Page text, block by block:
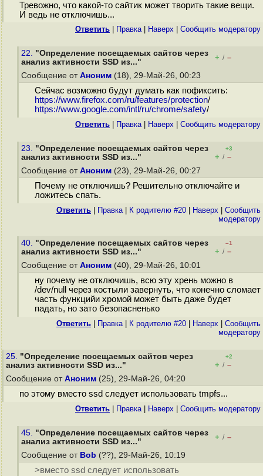
Тревожно, что какой-то сайтик может творить такие вещи.
И ведь не отключишь...
Ответить Правка| Наверх Cообщить модератору
22. "Определение посещаемых сайтов через
анализ активности SSD из..."
+ / –
Сообщение от Аноним (18), 29-Май-26, 00:23
Сейчас возможно будут думать как пофиксить:
https://www.firefox.com/ru/features/protection/
https://www.google.com/intl/ru/chrome/safety/
Ответить Правка| Наверх Cообщить модератору
23. "Определение посещаемых сайтов через
анализ активности SSD из..."
+3
+ / –
Сообщение от Аноним (23), 29-Май-26, 00:27
Почему не отключишь? Решительно отключайте и
ложитесь спать.
Ответить Правка| К родителю #20 Наверх
Cообщить
модератору
40. "Определение посещаемых сайтов через
анализ активности SSD из..."
–1
+ / –
Сообщение от Аноним (40), 29-Май-26, 10:01
ну почему не отключишь, всю эту хрень можно в
/dev/null через костыли завернуть, что конечно сломает
часть функцийи хромой может быть даже будет
падать, но зато безопасненько
Ответить Правка| К родителю #20 Наверх
Cообщить
модератору
25. "Определение посещаемых сайтов через
анализ активности SSD из..."
+2
+ / –
Сообщение от Аноним (25), 29-Май-26, 04:20
по этому вместо ssd следует использовать tmpfs...
Ответить Правка| Наверх Cообщить модератору
45. "Определение посещаемых сайтов через
анализ активности SSD из..."
+ / –
Сообщение от Bob (??), 29-Май-26, 10:19
>вместо ssd следует использовать